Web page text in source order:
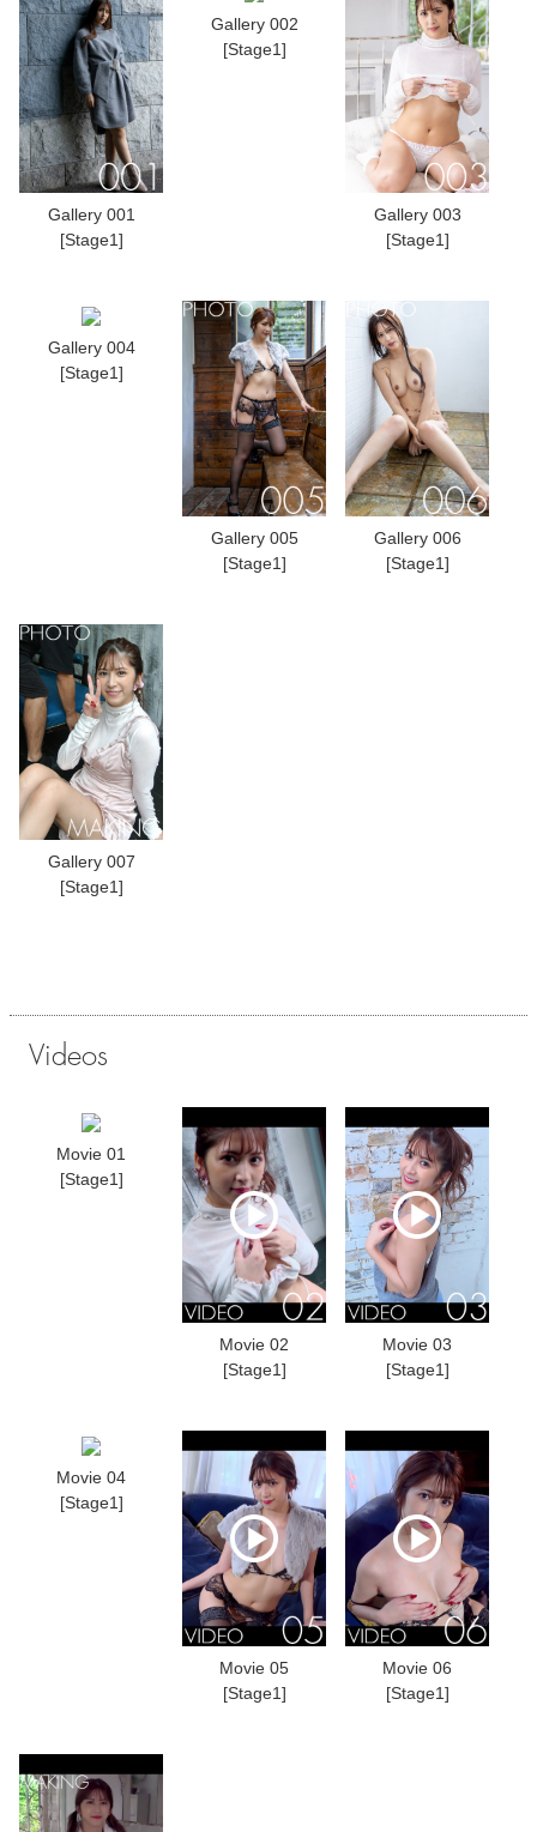
Gallery 001
[Stage1]
Gallery 002
[Stage1]
Gallery 003
[Stage1]
Gallery 004
[Stage1]
Gallery 005
[Stage1]
Gallery 006
[Stage1]
Gallery 007
[Stage1]
Videos
Movie 01
[Stage1]
Movie 02
[Stage1]
Movie 03
[Stage1]
Movie 04
[Stage1]
Movie 05
[Stage1]
Movie 06
[Stage1]